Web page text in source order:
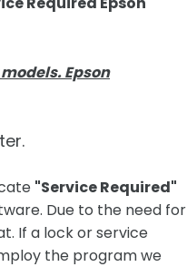
Epson
"Service Required"
Due to the need for
If a lock or service
the program we